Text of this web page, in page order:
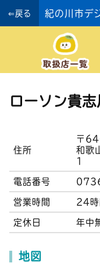
⇐戻る 紀の川市デ
ローソン貴
住所
〒
和歌
1
電話番号
営業時間 24時
定休日 年中
地図